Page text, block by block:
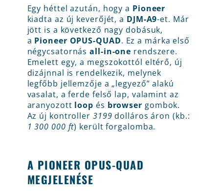
Egy héttel azután, hogy a Pioneer
kiadta az új keverőjét, a DJM-A9-et. Már
jött is a következő nagy dobásuk,
a Pioneer OPUS-QUAD. Ez a márka első
négycsatornásall-in-one rendszere.
Emelett egy, a megszokottól eltérő, új
dizájnnal is rendelkezik, melynek
legfőbb jellemzője a „legyező” alakú
vasalat, a ferde felső lap, valamint az
aranyozott loop és browser gombok.
Az új kontroller 3199 dolláros áron (kb.:
1 300 000 ft) került forgalomba.
A PIONEER OPUS-QUAD
MEGJELENÉSE